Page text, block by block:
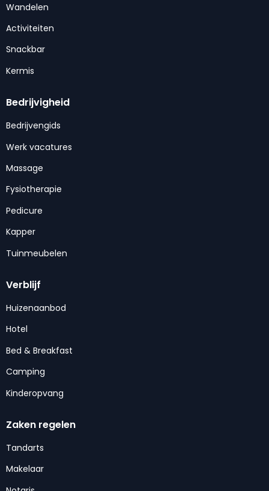
Wandelen
Activiteiten
Snackbar
Kermis
Bedrijvigheid
Bedrijvengids
Werk vacatures
Massage
Fysiotherapie
Pedicure
Kapper
Tuinmeubelen
Verblijf
Huizenaanbod
Hotel
Bed & Breakfast
Camping
Kinderopvang
Zaken regelen
Tandarts
Makelaar